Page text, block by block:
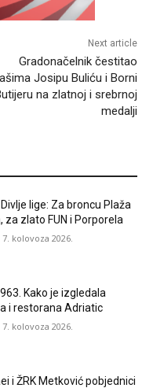
Next article
Gradonačelnik čestitao
Josipu Buliću i Borni
na zlatnoj i srebrnoj
medalji
lige: Za broncu Plaža
za zlato FUN i Porporela
7. kolovoza 2026.
Kako je izgledala
i restorana Adriatic
7. kolovoza 2026.
i ŽRK Metković pobjednici